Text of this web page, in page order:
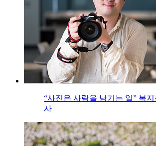
“사진은 사람을 남기는 일” 복지
사